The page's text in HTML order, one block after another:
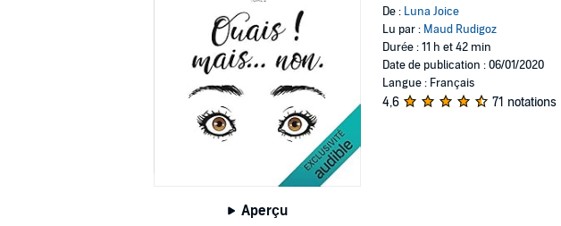
Aperçu
De : Luna Joice
Lu par : Maud Rudigoz
Durée : 11 h et 42 min
Date de publication : 06/01/2020
Langue : Français
4,6 71 notations